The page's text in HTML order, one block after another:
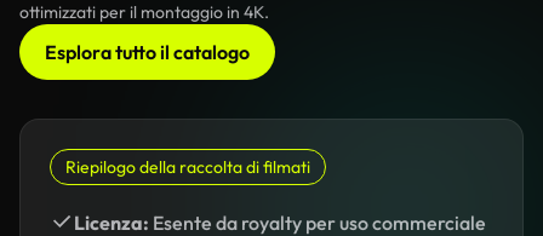
ottimizzati per il montaggio in 4K.
Esplora tutto il catalogo
Riepilogo della raccolta di filmati
Licenza: Esente da royalty per uso commerciale